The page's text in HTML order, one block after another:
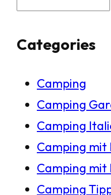
c
Categories
Camping
Camping
Camping
Camping mit
Camping mit
Camping